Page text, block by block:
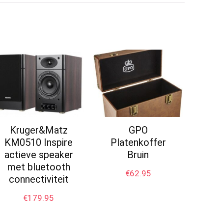
Kruger&Matz
KM0510 Inspire
actieve speaker
met bluetooth
connectiviteit
€179.95
GPO
Platenkoffer
Bruin
€62.95